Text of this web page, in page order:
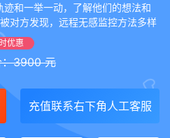
和一举一动，了解他们的想法和
对方发现，远程无感监控方法多样
优惠
：3900 元
充值联系右下角人工客服